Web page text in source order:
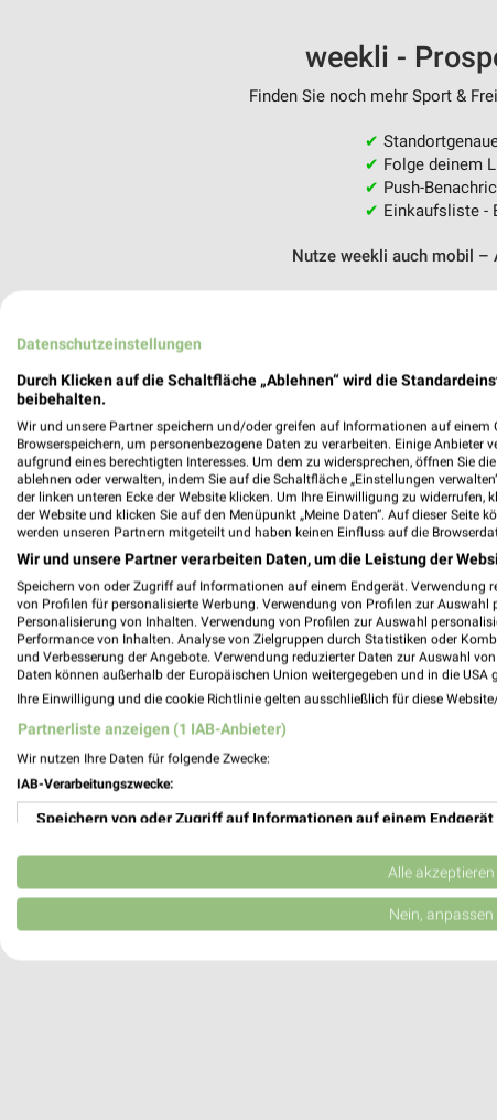
weekli -
Finden Sie noch mehr Sport &
✔
✔ Folge deinem
✔ Push-
✔ Einkaufsliste -
Nutze weekli auch mobil –
SFC Squash & Fitness Center Magdeburg
Alt Fermersleben 2
39122 Magdeburg
Heute 09:00 - 16:00 Uhr |
128,30 km
Staatstheater Braunschweig
196,94 km
Datenschutzeinstellungen
Durch Klicken auf die Schaltfläche „Ablehnen“ wird die
beibehalten.
Wir und unsere Partner speichern und/oder greifen auf Informationen auf einem
Browserspeichern, um personenbezogene Daten zu verarbeiten. Einige Anbieter
aufgrund eines berechtigten Interesses. Um dem zu widersprechen, öffnen Sie
ablehnen oder verwalten, indem Sie auf die Schaltfläche „Einstellungen
der linken unteren Ecke der Website klicken. Um Ihre Einwilligung zu widerrufen,
der Website und klicken Sie auf den Menüpunkt „Meine Daten“. Auf dieser Seite
werden unseren Partnern mitgeteilt und haben keinen Einfluss auf die
Wir und unsere Partner verarbeiten Daten, um die Leistung der
Speichern von oder Zugriff auf Informationen auf einem Endgerät. Verwendung
von Profilen für personalisierte Werbung. Verwendung von Profilen zur
Personalisierung von Inhalten. Verwendung von Profilen zur Auswahl
Performance von Inhalten. Analyse von Zielgruppen durch Statistiken oder
und Verbesserung der Angebote. Verwendung reduzierter Daten zur Auswahl
Daten können außerhalb der Europäischen Union weitergegeben und in die USA
Ihre Einwilligung und die cookie Richtlinie gelten ausschließlich für diese
Partnerliste anzeigen (1 IAB-Anbieter)
Wir nutzen Ihre Daten für folgende Zwecke:
IAB-Verarbeitungszwecke:
Speichern von oder Zugriff auf Informationen auf einem Endgerät
Verwendung reduzierter Daten zur Auswahl von Werbeanzeigen
Erstellung von Profilen für personalisierte Werbung
Alle akzeptieren
Nein, anpassen